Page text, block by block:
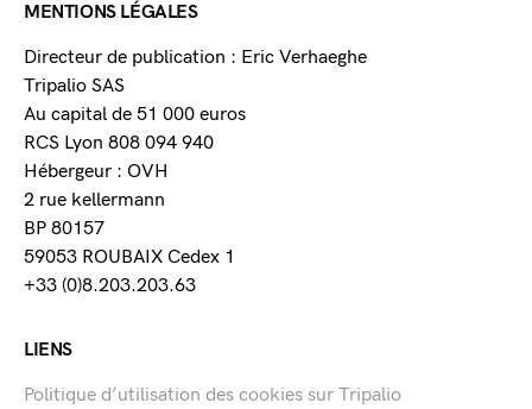
MENTIONS LÉGALES
Directeur de publication : Eric Verhaeghe
Tripalio SAS
Au capital de 51 000 euros
RCS Lyon 808 094 940
Hébergeur : OVH
2 rue kellermann
BP 80157
59053 ROUBAIX Cedex 1
+33 (0)8.203.203.63
LIENS
Politique d’utilisation des cookies sur Tripalio